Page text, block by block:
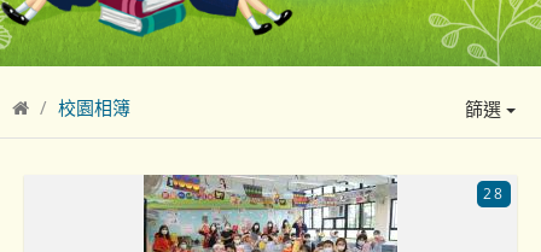
校園相簿 篩選
28